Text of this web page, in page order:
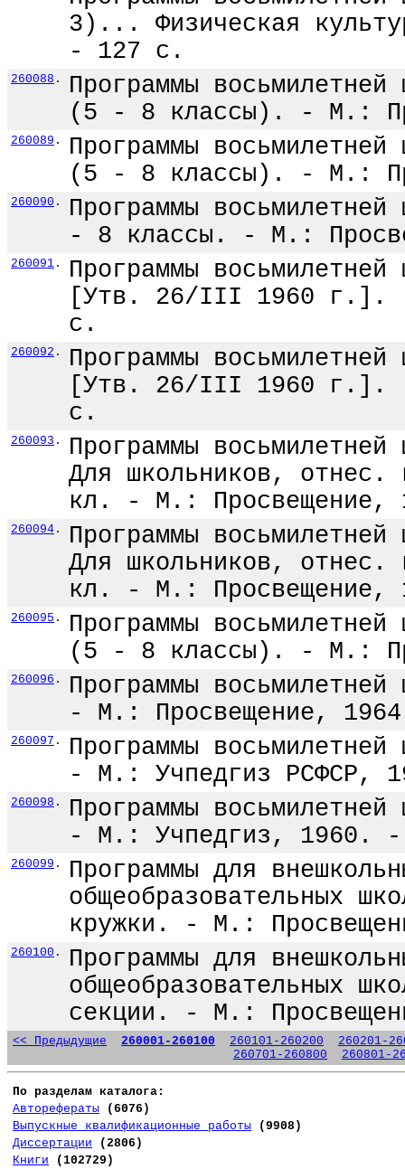
3)... Физическая
- 127 с.
260088 .
Программы
(5 - 8 классы). - М.:
260089 .
Программы
(5 - 8 классы). - М.:
260090 .
Программы
- 8 классы. - М.:
260091 .
Программы
[Утв. 26/III 1960 г.].
с.
260092 .
Программы
[Утв. 26/III 1960 г.].
с.
260093 .
Программы
Для школьников,
кл. - М.:
260094 .
Программы
Для школьников,
кл. - М.:
260095 .
Программы
(5 - 8 классы). - М.:
260096 .
Программы
- М.: Просвещение,
260097 .
Программы
- М.: Учпедгиз РСФСР,
260098 .
Программы
- М.: Учпедгиз, 1960.
260099 .
Программы для
общеобразовательных
кружки. - М.:
260100 .
Программы для
общеобразовательных
секции. - М.:
<< Предыдущие 260001-260100 260101-260200
260201-
260701-260800
260801-
По разделам каталога:
Авторефераты
(6076)
Выпускные квалификационные работы
(9908)
Диссертации
(2806)
Книги
(102729)